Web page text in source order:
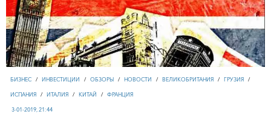
БИЗНЕС / ИНВЕСТИЦИИ / ОБЗОРЫ / НОВОСТИ / ВЕЛИКОБРИТАНИЯ / ГРУЗИЯ /
ИСПАНИЯ / ИТАЛИЯ / КИТАЙ / ФРАНЦИЯ
3-01-2019, 21:44